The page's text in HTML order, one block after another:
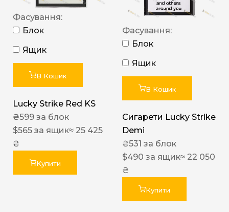
Фасування:
Блок
Ящик
В Кошик
Lucky Strike Red KS
₴599 за блок
$565 за ящик≈ 25 425
₴
Купити
Фасування:
Блок
Ящик
В Кошик
Сигарети Lucky Strike
Demi
₴531 за блок
$490 за ящик≈ 22 050
₴
Купити